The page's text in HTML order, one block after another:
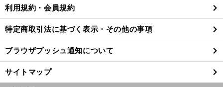
利用規約・会員規約
特定商取引法に基づく表示・その他の事項
ブラウザプッシュ通知について
サイトマップ